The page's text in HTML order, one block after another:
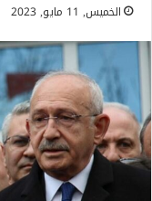
الخميس, 11 مايو, 2023